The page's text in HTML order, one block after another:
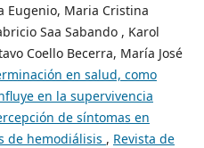
Eugenio, Maria Cristina
Saa Sabando , Karol
Coello Becerra, María José
en salud, como
en la supervivencia
de síntomas en
de hemodiálisis , Revista de